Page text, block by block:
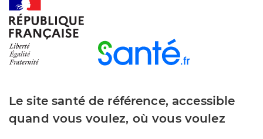
Le site santé de référence, accessible
quand vous voulez, où vous voulez